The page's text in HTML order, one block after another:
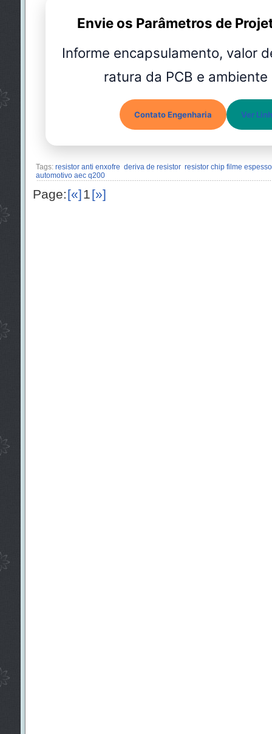
Envie os Parâmetros de
Informe encapsulamento, valor
ratura da PCB e
Contato Engenharia Ver
Tags: resistor anti enxofre deriva de resistor resistor chip filme espesso
automotivo aec q200
Page:[«]1[»]